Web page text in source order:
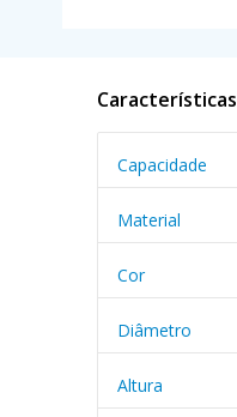
Características
Capacidade
Material
Cor
Diâmetro
Altura